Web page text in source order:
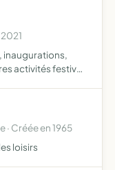
inaugurations,
activités festives
· Créée en 1965
loisirs